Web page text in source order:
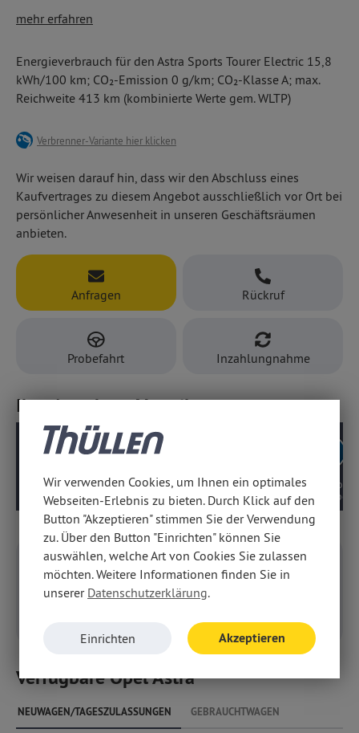
unser "Großer" in der Kompaktklasse: Reichlich Laderaum in
B. mitautom. Gefahrenbremsung
Multimedia-Infotainment mit 10''-Infodisplay und -
Farbtouchscreen
LED-Scheinwerfern
elektrischer Parkbremse u. v. m.
Den Opel Astra Electric gibt es auch als praktischen 5-Türer
und als elegante Limousine.
mehr erfahren
Energieverbrauch für den Astra Sports Tourer Electric 15,8
kWh/100 km; CO₂-Emission 0 g/km; CO₂-Klasse A; max.
Reichweite 413 km (kombinierte Werte gem. WLTP)
Verbrenner-Variante hier klicken
Wir weisen darauf hin, dass wir den Abschluss eines
Kaufvertrages zu diesem Angebot ausschließlich vor Ort bei
persönlicher Anwesenheit in unseren Geschäftsräumen
anbieten.
Anfragen Rückruf
Probefahrt Inzahlungnahme
Ihre Angebots-Vorteile
Geprüfte
Beratungsqualität
Deutsches Modell,
kein EU-Import
10 Jahre Motor-/
Getriebegarantie
Konfigurieren
Konfigurieren Sie Ihr
Verfügbare Opel Astra
NEUWAGEN/TAGESZULASSUNGEN GEBRAUCHTWAGEN
Wir verwenden Cookies, um Ihnen ein optimales
Webseiten-Erlebnis zu bieten. Durch Klick auf den
Button "Akzeptieren" stimmen Sie der Verwendung
zu. Über den Button "Einrichten" können Sie
auswählen, welche Art von Cookies Sie zulassen
möchten. Weitere Informationen finden Sie in
unserer Datenschutzerklärung.
Einrichten Akzeptieren